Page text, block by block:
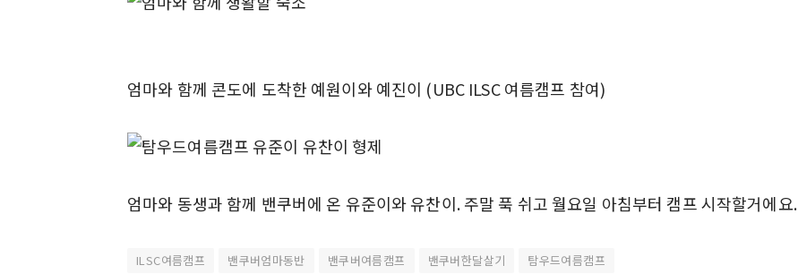
엄마와 함께 콘도에 도착한 예원이와 예진이 (UBC ILSC 여름캠프 참여)
엄마와 동생과 함께 밴쿠버에 온 유준이와 유찬이. 주말 푹 쉬고 월요일 아침부터 캠프 시작할거에요.
ILSC여름캠프 밴쿠버엄마동반 밴쿠버여름캠프 밴쿠버한달살기 탐우드여름캠프